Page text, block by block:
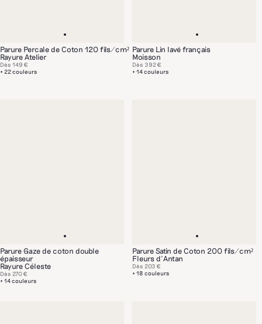
Parure Percale de Coton 120 fils/cm²
Rayure Atelier
+ 22 couleurs
Dès 149 €
Parure Lin lavé français
Moisson
+ 14 couleurs
Dès 392 €
Parure Gaze de coton double
épaisseur
Rayure Céleste
+ 14 couleurs
Dès 270 €
Parure Satin de Coton 200 fils/cm²
Fleurs d'Antan
+ 18 couleurs
Dès 203 €